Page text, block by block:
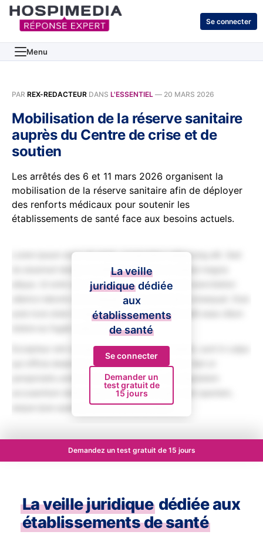
Se connecter
Menu
PAR REX-REDACTEUR DANS L'ESSENTIEL — 20 MARS 2026
Mobilisation de la réserve sanitaire
auprès du Centre de crise et de
soutien
Les arrêtés des 6 et 11 mars 2026 organisent la
mobilisation de la réserve sanitaire afin de déployer
des renforts médicaux pour soutenir les
établissements de santé face aux besoins actuels.
Lorem ipsum dolor sit amet, consectetur adipiscing elit. Sed
do eiusmod tempor incididunt ut labore et dolore magna
aliqua. Ut enim ad minim veniam, quis nostrud exercitation
ullamco laboris nisi ut aliquip ex ea commodo consequat. Duis
aute irure dolor in reprehenderit in voluptate velit esse cillum
dolore eu fugiat nulla pariatur.
Excepteur sint occaecat cupidatat non proident, sunt in culpa
qui officia deserunt mollit anim id est laborum. Sed ut
perspiciatis unde omnis iste natus error sit voluptatem
accusantium doloremque laudantium, totam rem aperiam,
eaque ipsa quae ab illo inventore veritatis.
La veille
juridique dédiée
aux
établissements
de santé
Se connecter
Demander un
test gratuit de
15 jours
Demandez un test gratuit de 15 jours
La veille juridique dédiée aux
établissements de santé